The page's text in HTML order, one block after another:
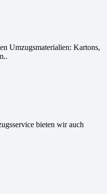
Umzugsmaterialien: Kartons,
bieten wir auch